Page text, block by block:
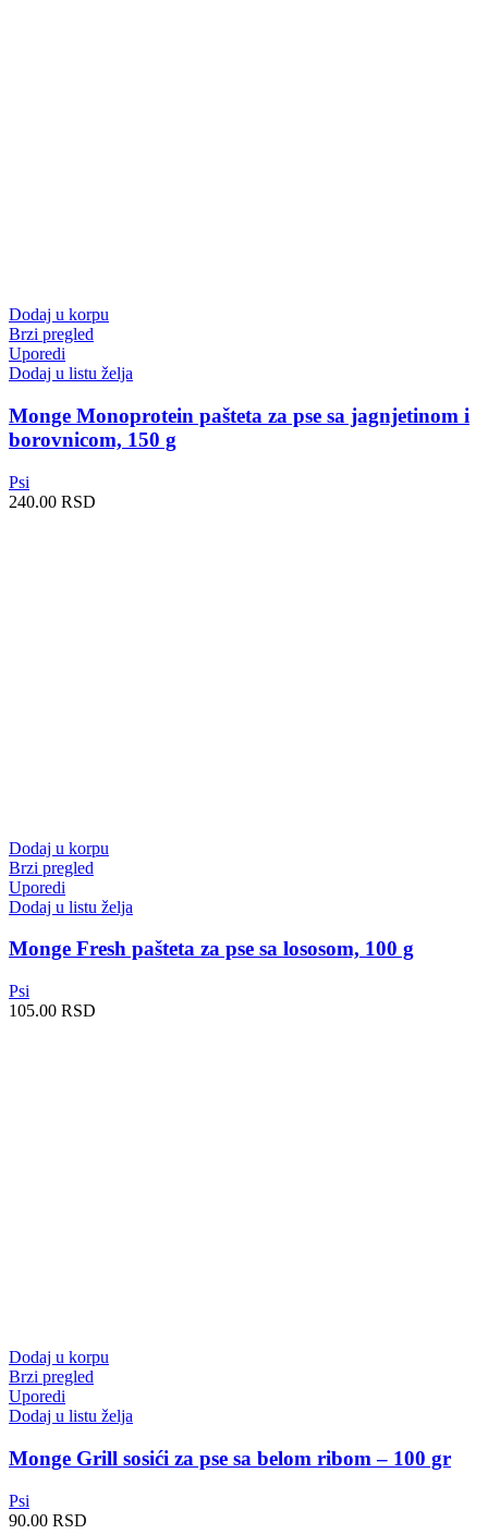
Dodaj u korpu
Brzi pregled
Uporedi
Dodaj u listu želja
Monge Monoprotein pašteta za pse sa jagnjetinom i
borovnicom, 150 g
Psi
240.00 RSD
Dodaj u korpu
Brzi pregled
Uporedi
Dodaj u listu želja
Monge Fresh pašteta za pse sa lososom, 100 g
Psi
105.00 RSD
Dodaj u korpu
Brzi pregled
Uporedi
Dodaj u listu želja
Monge Grill sosići za pse sa belom ribom – 100 gr
Psi
90.00 RSD